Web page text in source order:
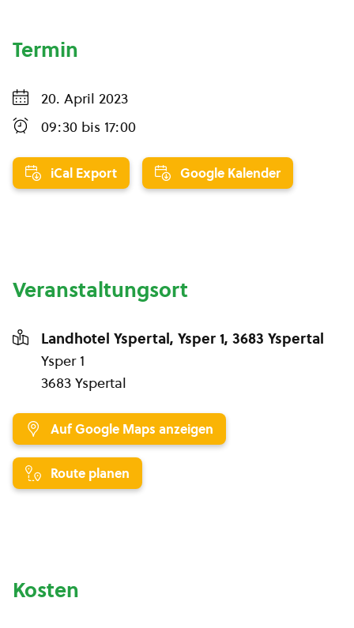
Termin
20. April 2023
09:30 bis 17:00
iCal Export Google Kalender
Veranstaltungsort
Landhotel Yspertal, Ysper 1, 3683 Yspertal
Ysper 1
3683 Yspertal
Auf Google Maps anzeigen
Route planen
Kosten